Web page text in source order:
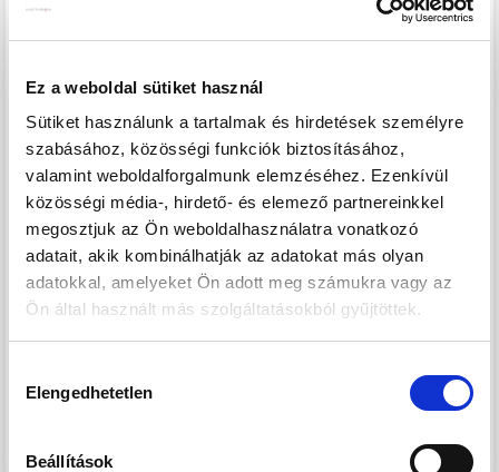
Ez a weboldal sütiket használ
Sütiket használunk a tartalmak és hirdetések személyre
szabásához, közösségi funkciók biztosításához,
valamint weboldalforgalmunk elemzéséhez. Ezenkívül
közösségi média-, hirdető- és elemező partnereinkkel
megosztjuk az Ön weboldalhasználatra vonatkozó
adatait, akik kombinálhatják az adatokat más olyan
adatokkal, amelyeket Ön adott meg számukra vagy az
Ön által használt más szolgáltatásokból gyűjtöttek.
kiválasztása
Elengedhetetlen
Beállítások
LOKÁCIÓ
Budapest egyik leggyorsabban fejlődő kerületének
központi területén, a XIII. kerületben, a Városligettől és a
megújuló Nyugati pályaudvartól sétatávolságra épül. A
Nyugati pályaudvar környéke az elkövetkezendő években
szinte teljesen megújul, a XIII. kerületben elhelyezkedő
Szabolcs utcában, illetve közvetlen környezetében számos
új építésű ingatlan épült, melyek jelentős értéknövekedést
kínálnak a környéken ingatlant vásárlóknak. A több
ütemben megvalósuló lakóingatlanfejlesztések hatalmas
zöld parkot ölelnek körül, így a lakók akár az erkélyen ülve
is élvezhetik a csendet, nyugalmat és zöld környezetet egy